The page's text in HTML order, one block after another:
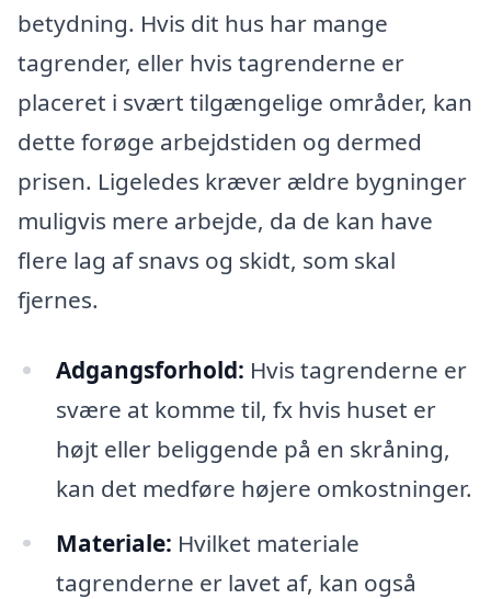
betydning. Hvis dit hus har mange
tagrender, eller hvis tagrenderne er
placeret i svært tilgængelige områder, kan
dette forøge arbejdstiden og dermed
prisen. Ligeledes kræver ældre bygninger
muligvis mere arbejde, da de kan have
flere lag af snavs og skidt, som skal
fjernes.
Adgangsforhold: Hvis tagrenderne er
svære at komme til, fx hvis huset er
højt eller beliggende på en skråning,
kan det medføre højere omkostninger.
Materiale: Hvilket materiale
tagrenderne er lavet af, kan også